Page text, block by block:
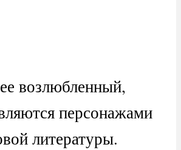
возлюбленный,
персонажами
литературы.